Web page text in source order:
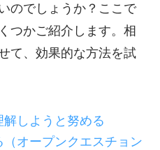
のでしょうか？ここで
つかご紹介します。相
て、効果的な方法を試
解しようと努める
オープンクエスチョン